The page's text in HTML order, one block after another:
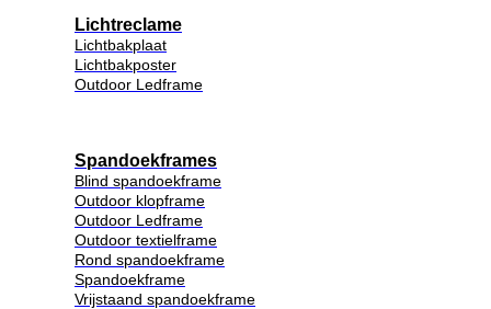
Lichtreclame
Lichtbakplaat
Lichtbakposter
Outdoor Ledframe
Spandoekframes
Blind spandoekframe
Outdoor klopframe
Outdoor Ledframe
Outdoor textielframe
Rond spandoekframe
Spandoekframe
Vrijstaand spandoekframe